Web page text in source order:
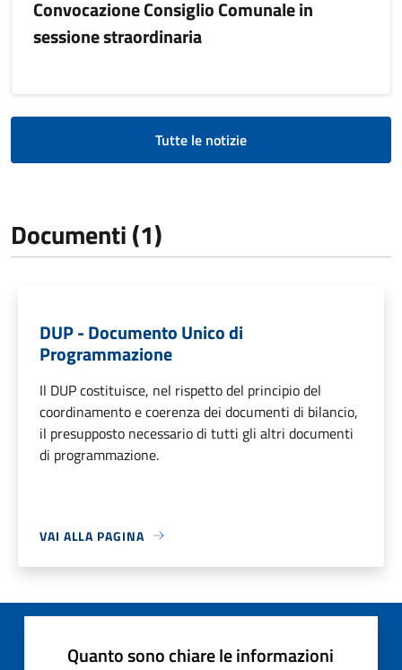
Convocazione Consiglio Comunale in
sessione straordinaria
Tutte le notizie
Documenti (1)
DUP - Documento Unico di
Programmazione
Il DUP costituisce, nel rispetto del principio del
coordinamento e coerenza dei documenti di bilancio,
il presupposto necessario di tutti gli altri documenti
di programmazione.
VAI ALLA PAGINA
Quanto sono chiare le informazioni